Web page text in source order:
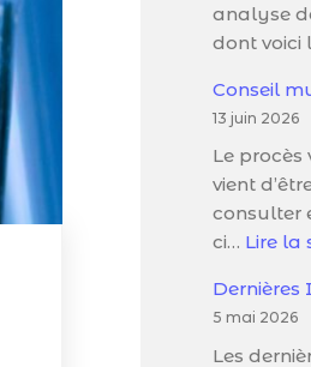
analyse
dont voici
Conseil
13 juin 2026
Le procès
vient
consulter
ci… Lire la
Dernières
5 mai 2026
Les